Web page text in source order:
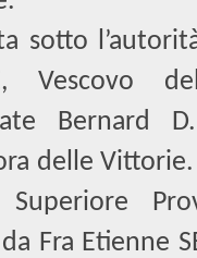
sotto
Vescovo
Bernard
delle
Fra Etienne